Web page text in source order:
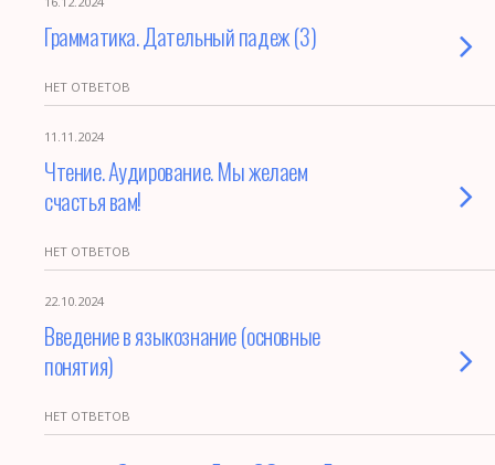
Грамматика. Дательный падеж (3)
НЕТ ОТВЕТОВ
11.11.2024
Чтение. Аудирование. Мы желаем
счастья вам!
НЕТ ОТВЕТОВ
22.10.2024
Введение в языкознание (основные
понятия)
НЕТ ОТВЕТОВ